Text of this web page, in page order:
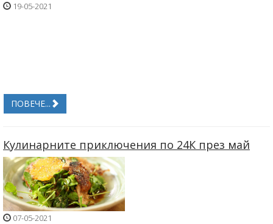
19-05-2021
ПОВЕЧЕ...
Кулинарните приключения по 24К през май
07-05-2021